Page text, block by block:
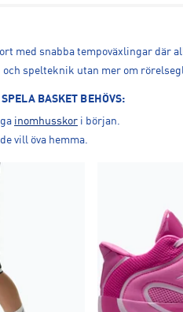
med snabba tempoväxlingar där
spelteknik utan mer om
BASKET BEHÖVS:
inomhusskor i början.
vill öva hemma.